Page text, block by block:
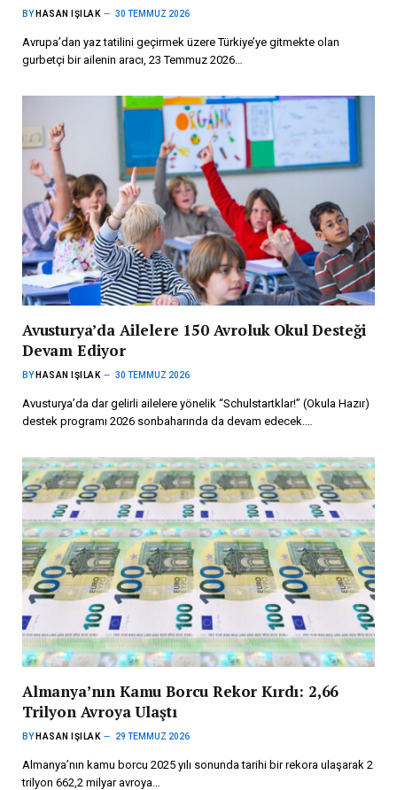
BY HASAN IŞILAK 30 TEMMUZ 2026
Avrupa’dan yaz tatilini geçirmek üzere Türkiye’ye gitmekte olan
gurbetçi bir ailenin aracı, 23 Temmuz 2026…
Avusturya’da Ailelere 150 Avroluk Okul Desteği
Devam Ediyor
BY HASAN IŞILAK 30 TEMMUZ 2026
Avusturya’da dar gelirli ailelere yönelik “Schulstartklar!” (Okula Hazır)
destek programı 2026 sonbaharında da devam edecek.…
Almanya’nın Kamu Borcu Rekor Kırdı: 2,66
Trilyon Avroya Ulaştı
BY HASAN IŞILAK 29 TEMMUZ 2026
Almanya’nın kamu borcu 2025 yılı sonunda tarihi bir rekora ulaşarak 2
trilyon 662,2 milyar avroya…